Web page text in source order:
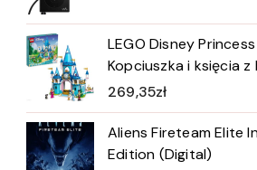
LEGO Disney
Kopciuszka i księcia z
269,35zł
Aliens Fireteam Elite
Edition (Digital)